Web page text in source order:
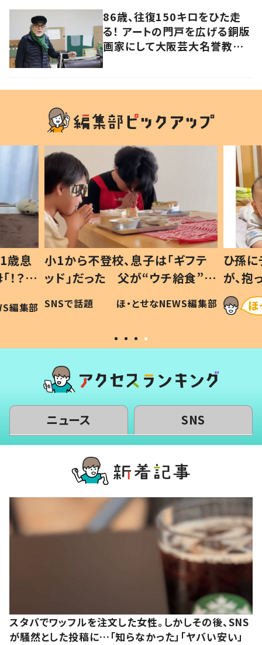
86歳、往復150キロをひた走
る！ アートの門戸を広げる銅版
画家にして大阪芸大名誉教授・
歳息
？」
編集部
小1から不登校、息子は「ギフテ
ッド」だった 父が“ウチ給食”を
作り続ける理由とは #令和の親
#令和の子
SNSで話題 ほ・とせなNEWS編集部
ひ孫
が、
「涙が
い」
ニュース SNS
スタバでワッフルを注文した女性。しかしその後、SNS
が騒然とした投稿に…「知らなかった」「ヤバい安い」